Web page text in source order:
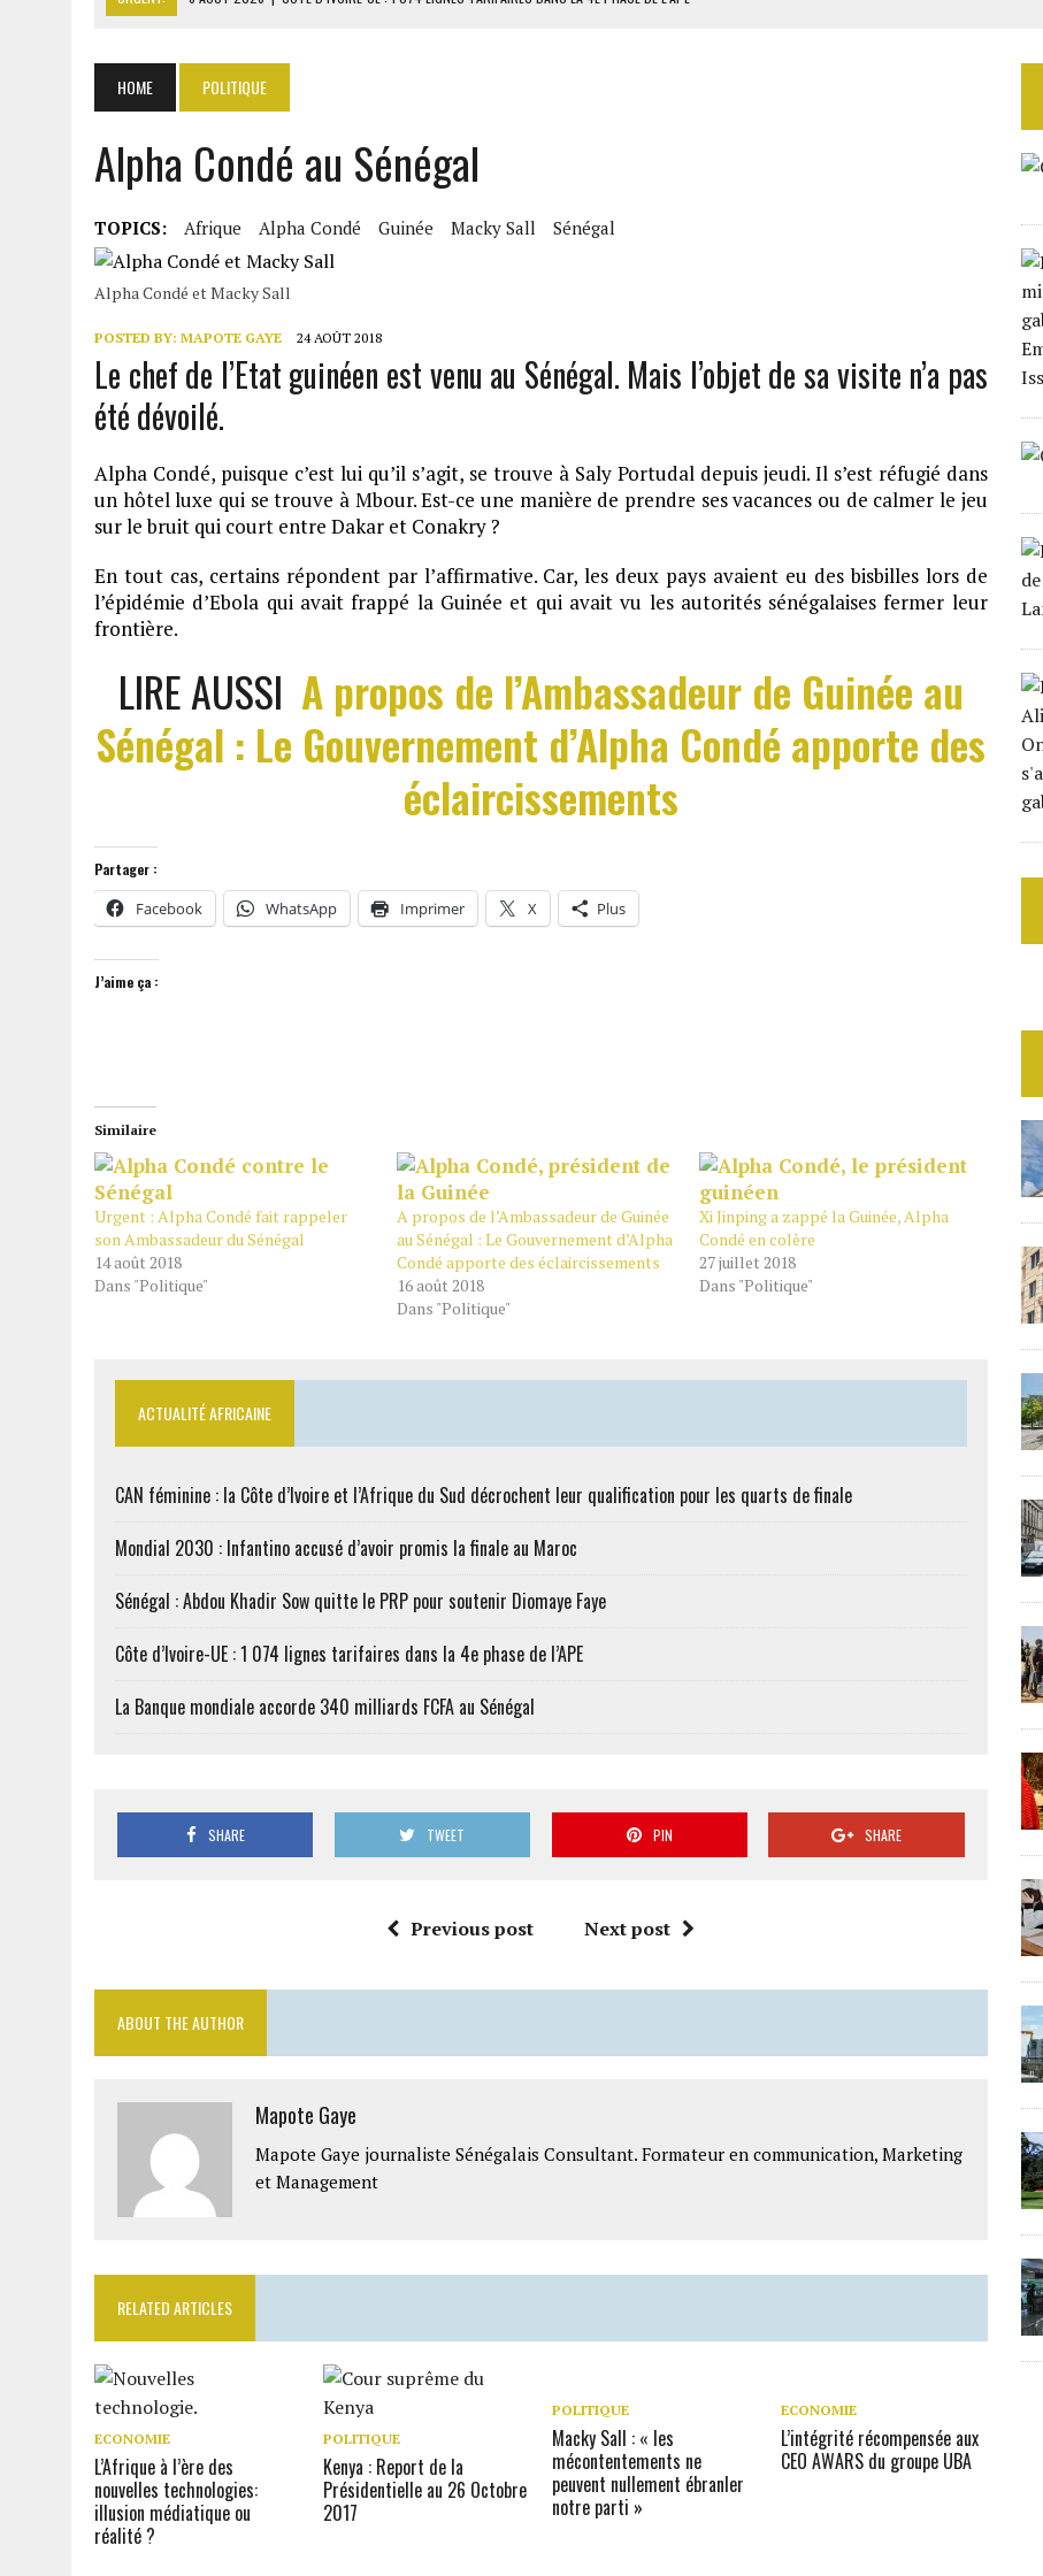
6 AOÛT 2026 | MONDIAL 2030 : INFANTINO ACCUSÉ D’AVOIR PROMIS LA FINALE AU MAROC
6 AOÛT 2026
| SÉNÉGAL : ABDOU KHADIR SOW QUITTE LE PRP POUR SOUTENIR DIOMAYE FAYE
HOME POLITIQUE
Alpha Condé au Sénégal
TOPICS: Afrique Alpha Condé Guinée Macky Sall Sénégal
Alpha Condé et Macky Sall
POSTED BY: MAPOTE GAYE 24 AOÛT 2018
Le chef de l’Etat guinéen est venu au Sénégal. Mais l’objet de sa visite n’a pas
été dévoilé.
Alpha Condé, puisque c’est lui qu’il s’agit, se trouve à Saly Portudal depuis jeudi. Il s’est réfugié dans
un hôtel luxe qui se trouve à Mbour. Est-ce une manière de prendre ses vacances ou de calmer le jeu
sur le bruit qui court entre Dakar et Conakry ?
En tout cas, certains répondent par l’affirmative. Car, les deux pays avaient eu des bisbilles lors de
l’épidémie d’Ebola qui avait frappé la Guinée et qui avait vu les autorités sénégalaises fermer leur
frontière.
LIRE AUSSI A propos de l’Ambassadeur de Guinée au
Sénégal : Le Gouvernement d’Alpha Condé apporte des
éclaircissements
Partager :
Facebook WhatsApp Imprimer X Plus
J’aime ça :
Similaire
Urgent : Alpha Condé fait rappeler
son Ambassadeur du Sénégal
14 août 2018
Dans "Politique"
A propos de l’Ambassadeur de Guinée
au Sénégal : Le Gouvernement d’Alpha
Condé apporte des éclaircissements
16 août 2018
Dans "Politique"
Xi Jinping a zappé la Guinée, Alpha
Condé en colère
27 juillet 2018
Dans "Politique"
ACTUALITÉ AFRICAINE
CAN féminine : la Côte d’Ivoire et l’Afrique du Sud décrochent leur qualification pour les quarts de finale
Mondial 2030 : Infantino accusé d’avoir promis la finale au Maroc
Sénégal : Abdou Khadir Sow quitte le PRP pour soutenir Diomaye Faye
Côte d’Ivoire-UE : 1 074 lignes tarifaires dans la 4e phase de l’APE
La Banque mondiale accorde 340 milliards FCFA au Sénégal
SHARE TWEET PIN SHARE
Previous post Next post
ABOUT THE AUTHOR
Mapote Gaye
Mapote Gaye journaliste Sénégalais Consultant. Formateur en communication, Marketing
et Management
RELATED ARTICLES
ECONOMIE
L’Afrique à l’ère des
nouvelles technologies:
illusion médiatique ou
réalité ?
POLITIQUE
Kenya : Report de la
Présidentielle au 26 Octobre
2017
POLITIQUE
Macky Sall : « les
mécontentements ne
peuvent nullement ébranler
notre parti »
ECONOMIE
L’intégrité récompensée aux
CEO AWARS du groupe UBA